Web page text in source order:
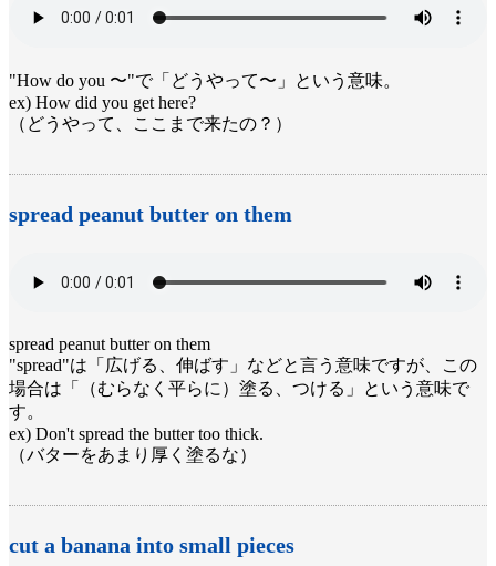
"How do you 〜"で「どうやって〜」という意味。
ex) How did you get here?
（どうやって、ここまで来たの？）
spread peanut butter on them
spread peanut butter on them
"spread"は「広げる、伸ばす」などと言う意味ですが、この
場合は「（むらなく平らに）塗る、つける」という意味で
す。
ex) Don't spread the butter too thick.
（バターをあまり厚く塗るな）
cut a banana into small pieces